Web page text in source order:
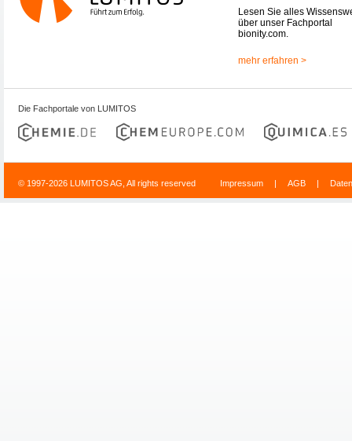
Lesen Sie alles
über unser Fachportal
bionity.com.
mehr erfahren >
Die Fachportale von LUMITOS
© 1997-2026 LUMITOS AG, All rights reserved Impressum | AGB |